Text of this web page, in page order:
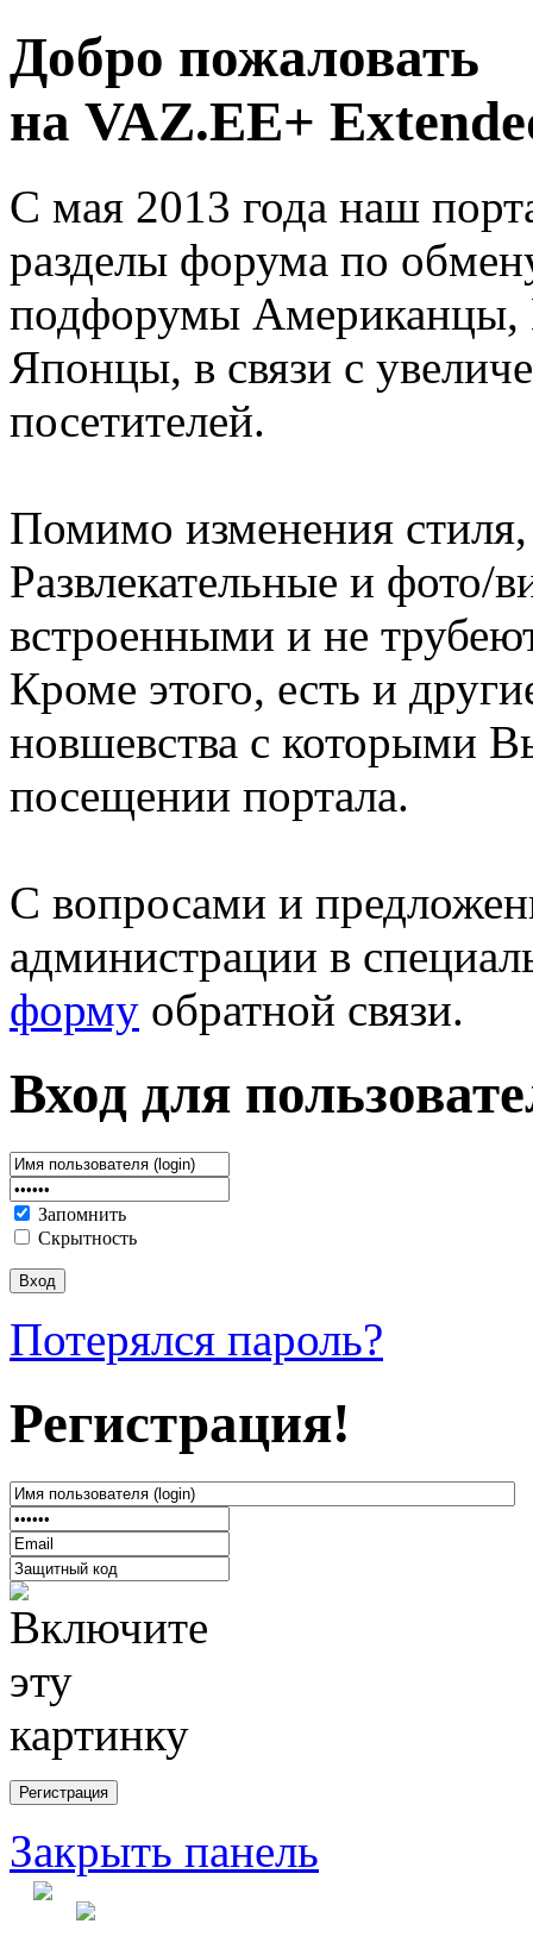
Добро пожаловать
на VAZ.EE+
С мая 2013 года наш
разделы форума по
подфорумы
Японцы, в связи с
посетителей.
Помимо изменения
Развлекательные и фото/
встроенными и не
Кроме этого, есть и
новшевства с которыми
посещении портала.
С вопросами и
администрации в
форму обратной связи.
Вход для
Запомнить
Скрытность
Потерялся пароль?
Регистрация!
Закрыть панель